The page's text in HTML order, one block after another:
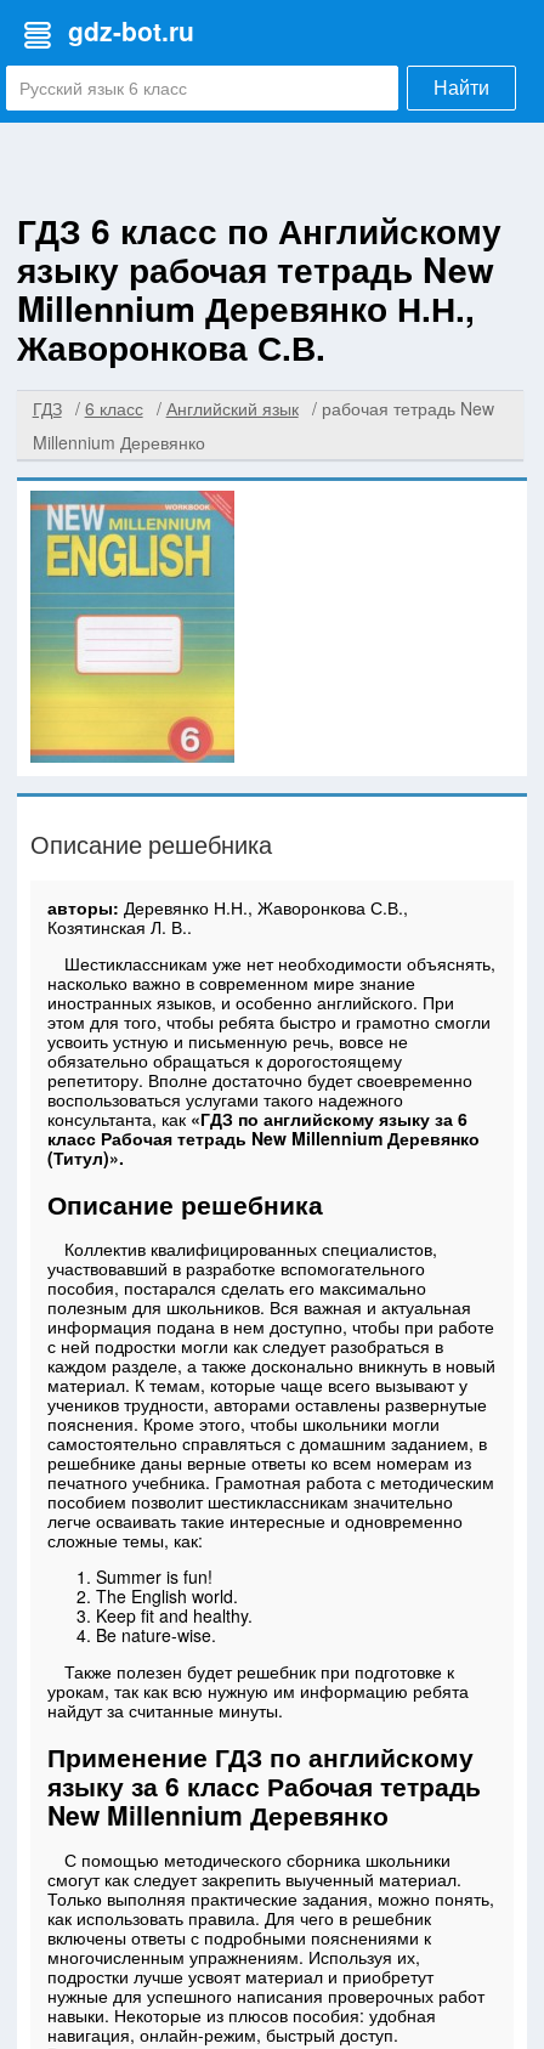
gdz-bot.ru
Найти
ГДЗ 6 класс по Английскому
языку рабочая тетрадь New
Millennium Деревянко Н.Н.,
Жаворонкова С.В.
ГДЗ 6 класс Английский язык
рабочая тетрадь New
Millennium Деревянко
Описание решебника
авторы:Деревянко Н.Н., Жаворонкова С.В.,
Козятинская Л. В..
Шестиклассникам уже нет необходимости объяснять,
насколько важно в современном мире знание
иностранных языков, и особенно английского. При
этом для того, чтобы ребята быстро и грамотно смогли
усвоить устную и письменную речь, вовсе не
обязательно обращаться к дорогостоящему
репетитору. Вполне достаточно будет своевременно
воспользоваться услугами такого надежного
консультанта, как «ГДЗ по английскому языку за 6
класс Рабочая тетрадь New Millennium Деревянко
(Титул)».
Описание решебника
Коллектив квалифицированных специалистов,
участвовавший в разработке вспомогательного
пособия, постарался сделать его максимально
полезным для школьников. Вся важная и актуальная
информация подана в нем доступно, чтобы при работе
с ней подростки могли как следует разобраться в
каждом разделе, а также досконально вникнуть в новый
материал. К темам, которые чаще всего вызывают у
учеников трудности, авторами оставлены развернутые
пояснения. Кроме этого, чтобы школьники могли
самостоятельно справляться с домашним заданием, в
решебнике даны верные ответы ко всем номерам из
печатного учебника. Грамотная работа с методическим
пособием позволит шестиклассникам значительно
легче осваивать такие интересные и одновременно
сложные темы, как:
Summer is fun!
The English world.
Keep fit and healthy.
Be nature-wise.
Также полезен будет решебник при подготовке к
урокам, так как всю нужную им информацию ребята
найдут за считанные минуты.
Применение ГДЗ по английскому
языку за 6 класс Рабочая тетрадь
New Millennium Деревянко
С помощью методического сборника школьники
смогут как следует закрепить выученный материал.
Только выполняя практические задания, можно понять,
как использовать правила. Для чего в решебник
включены ответы с подробными пояснениями к
многочисленным упражнениям. Используя их,
подростки лучше усвоят материал и приобретут
нужные для успешного написания проверочных работ
навыки. Некоторые из плюсов пособия: удобная
навигация, онлайн-режим, быстрый доступ.